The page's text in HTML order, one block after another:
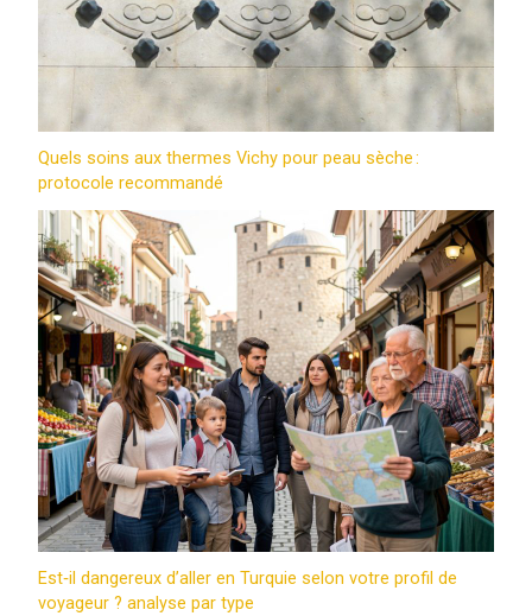
Quels soins aux thermes Vichy pour peau sèche :
protocole recommandé
Est‑il dangereux d’aller en Turquie selon votre profil de
voyageur ? analyse par type